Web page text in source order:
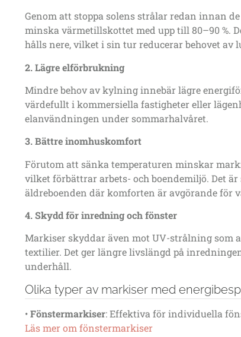
Genom att stoppa solens strålar redan innan
minska värmetillskottet med upp till 80–90 %.
hålls nere, vilket i sin tur reducerar behovet
2. Lägre elförbrukning
Mindre behov av kylning innebär lägre
värdefullt i kommersiella fastigheter eller
elanvändningen under sommarhalvåret.
3. Bättre inomhuskomfort
Förutom att sänka temperaturen minskar
vilket förbättrar arbets- och boendemiljö. Det
äldreboenden där komforten är avgörande för
4. Skydd för inredning och fönster
Markiser skyddar även mot UV-strålning som
textilier. Det ger längre livslängd på
underhåll.
Olika typer av markiser med
•Fönstermarkiser:Effektiva för individuella
Läs mer om fönstermarkiser